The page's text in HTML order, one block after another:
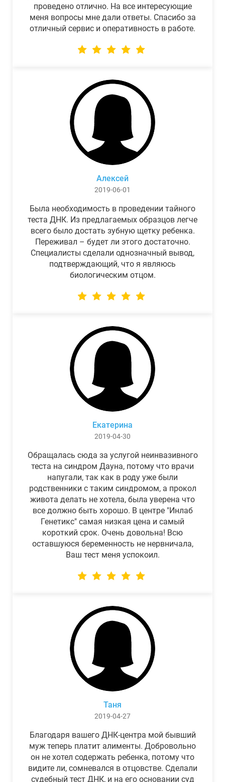
проведено отлично. На все интересующие
меня вопросы мне дали ответы. Спасибо за
отличный сервис и оперативность в работе.
Алексей
2019-06-01
Была необходимость в проведении тайного
теста ДНК. Из предлагаемых образцов легче
всего было достать зубную щетку ребенка.
Переживал – будет ли этого достаточно.
Специалисты сделали однозначный вывод,
подтверждающий, что я являюсь
биологическим отцом.
Екатерина
2019-04-30
Обращалась сюда за услугой неинвазивного
теста на синдром Дауна, потому что врачи
напугали, так как в роду уже были
родственники с таким синдромом, а прокол
живота делать не хотела, была уверена что
все должно быть хорошо. В центре "Инлаб
Генетикс" самая низкая цена и самый
короткий срок. Очень довольна! Всю
оставшуюся беременность не нервничала,
Ваш тест меня успокоил.
Таня
2019-04-27
Благодаря вашего ДНК-центра мой бывший
муж теперь платит алименты. Добровольно
он не хотел содержать ребенка, потому что
видите ли, сомневался в отцовстве. Сделали
судебный тест ДНК, и на его основании суд